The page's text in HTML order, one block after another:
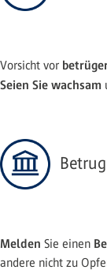
Vorsicht vor
Seien Sie wachsam
Melden Sie einen
andere nicht zu